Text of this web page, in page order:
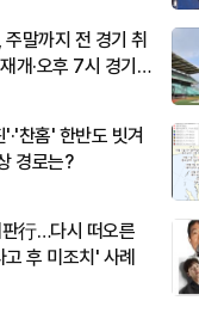
말까지 전 경기 취
개·오후 7시 경기
찬홈' 한반도 빗겨
경로는?
판行…다시 떠오른
후 미조치' 사례